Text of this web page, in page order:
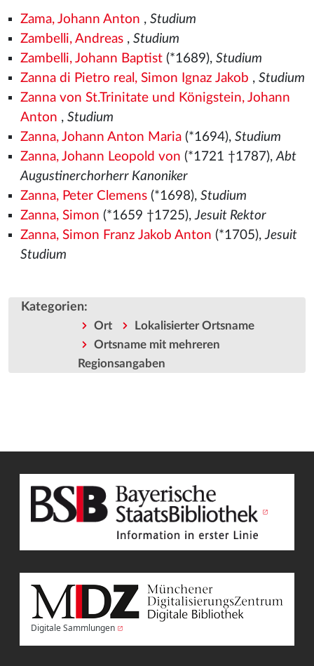
Zama, Johann Anton , Studium
Zambelli, Andreas, Studium
Zambelli, Johann Baptist(*1689), Studium
Zanna di Pietro real, Simon Ignaz Jakob , Studium
Zanna von St.Trinitate und Königstein, Johann
Anton , Studium
Zanna, Johann Anton Maria(*1694), Studium
Zanna, Johann Leopold von (*1721 †1787),Abt
Augustinerchorherr Kanoniker
Zanna, Peter Clemens(*1698), Studium
Zanna, Simon (*1659 †1725),Jesuit Rektor
Zanna, Simon Franz Jakob Anton (*1705),Jesuit
Studium
Kategorien:
Ort
Lokalisierter Ortsname
Ortsname mit mehreren
Regionsangaben
Digitale Sammlungen